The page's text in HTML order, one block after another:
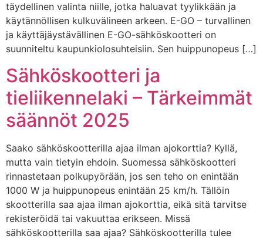
täydellinen valinta niille, jotka haluavat tyylikkään ja
käytännöllisen kulkuvälineen arkeen. E-GO – turvallinen
ja käyttäjäystävällinen E-GO-sähköskootteri on
suunniteltu kaupunkiolosuhteisiin. Sen huippunopeus […]
Sähköskootteri ja
tieliikennelaki – Tärkeimmät
säännöt 2025
Saako sähköskootterilla ajaa ilman ajokorttia? Kyllä,
mutta vain tietyin ehdoin. Suomessa sähköskootteri
rinnastetaan polkupyörään, jos sen teho on enintään
1000 W ja huippunopeus enintään 25 km/h. Tällöin
skootterilla saa ajaa ilman ajokorttia, eikä sitä tarvitse
rekisteröidä tai vakuuttaa erikseen. Missä
sähköskootterilla saa ajaa? Sähköskootterilla tulee